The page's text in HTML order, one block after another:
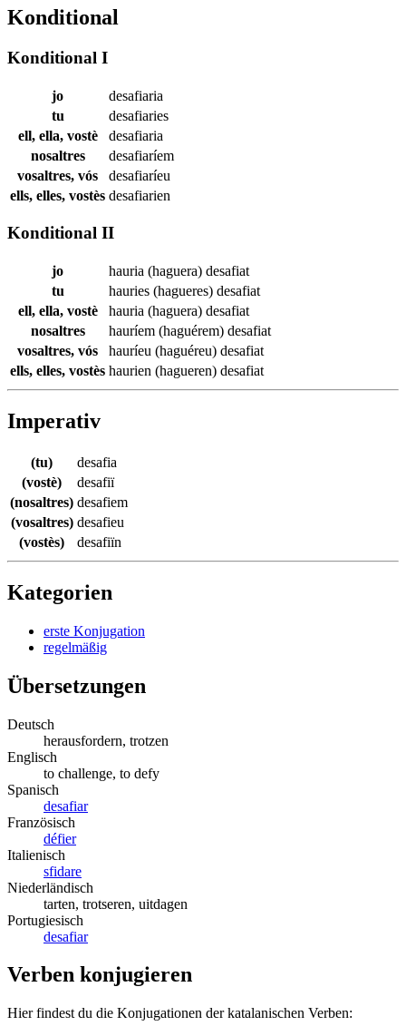
Konditional
Konditional I
jo
desafiaria
tu
desafiaries
ell, ella, vostè
desafiaria
nosaltres
desafiaríem
vosaltres, vós
desafiaríeu
ells, elles, vostès desafiarien
Konditional II
jo hauria (haguera) desafiat
tu
hauries (hagueres) desafiat
ell, ella, vostè
hauria (haguera) desafiat
nosaltres
hauríem (haguérem) desafiat
vosaltres, vós
hauríeu (haguéreu) desafiat
ells, elles, vostès haurien (hagueren) desafiat
Imperativ
(tu)
desafia
(vostè)
desafiï
(nosaltres) desafiem
(vosaltres) desafieu
(vostès)
desafiïn
Kategorien
erste Konjugation
regelmäßig
Übersetzungen
Deutsch
herausfordern, trotzen
Englisch
to challenge, to defy
Spanisch
desafiar
Französisch
défier
Italienisch
sfidare
Niederländisch
tarten, trotseren, uitdagen
Portugiesisch
desafiar
Verben konjugieren
Hier findest du die Konjugationen der katalanischen Verben: